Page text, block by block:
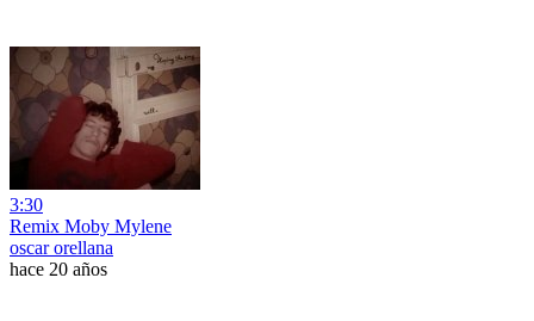
3:30
Remix Moby Mylene
oscar orellana
hace 20 años